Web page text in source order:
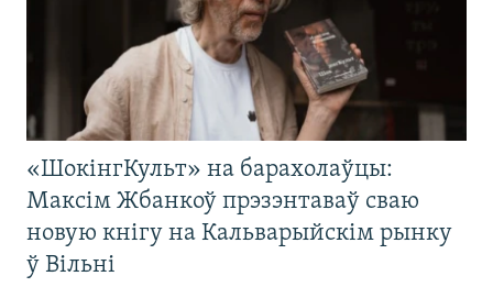
«ШокінгКульт» на барахолаўцы:
Максім Жбанкоў прэзэнтаваў сваю
новую кнігу на Кальварыйскім рынку
ў Вільні